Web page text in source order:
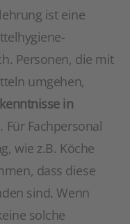
ist eine
Personen, die mit
umgehen,
in
Fachpersonal
wie z.B. Köche
dass diese
sind. Wenn
solche